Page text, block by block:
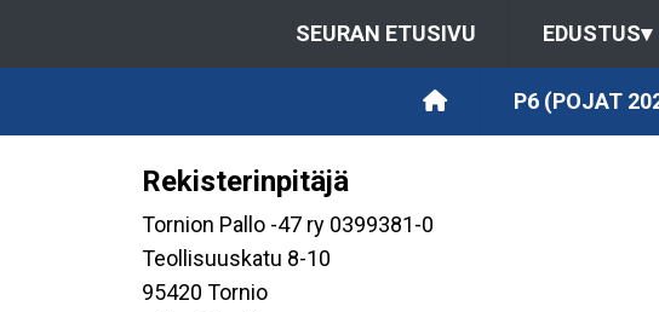
SEURAN ETUSIVU EDUSTUS▾
P6 (POJAT
Rekisterinpitäjä
Tornion Pallo -47 ry 0399381-0
Teollisuuskatu 8-10
95420 Tornio